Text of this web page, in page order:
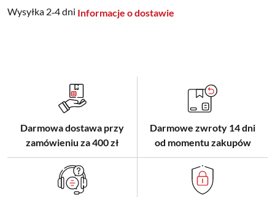
Wysyłka 2‑4 dni Informacje o dostawie
Darmowa dostawa przy
zamówieniu za 400 zł
Darmowe zwroty 14 dni
od momentu zakupów